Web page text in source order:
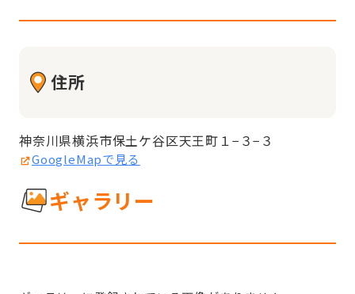
住所
神奈川県横浜市保土ケ谷区天王町１−３−３
GoogleMapで見る
ギャラリー